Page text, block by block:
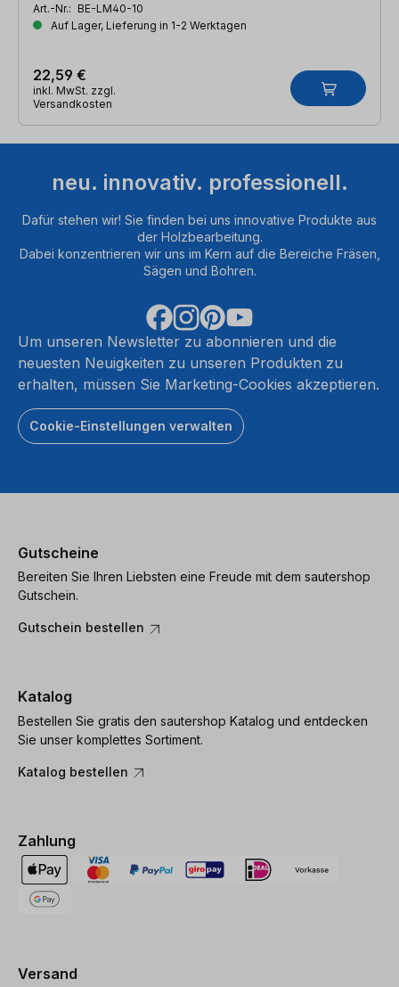
Art.-Nr.: BE-LM40-10
Auf Lager, Lieferung in 1-2 Werktagen
22,59 €
inkl. MwSt. zzgl.
Versandkosten
neu. innovativ. professionell.
Dafür stehen wir! Sie finden bei uns innovative Produkte aus
der Holzbearbeitung.
Dabei konzentrieren wir uns im Kern auf die Bereiche Fräsen,
Sägen und Bohren.
Um unseren Newsletter zu abonnieren und die
neuesten Neuigkeiten zu unseren Produkten zu
erhalten, müssen Sie Marketing-Cookies akzeptieren.
Cookie-Einstellungen verwalten
Gutscheine
Bereiten Sie Ihren Liebsten eine Freude mit dem sautershop
Gutschein.
Gutschein bestellen
Katalog
Bestellen Sie gratis den sautershop Katalog und entdecken
Sie unser komplettes Sortiment.
Katalog bestellen
Zahlung
Versand